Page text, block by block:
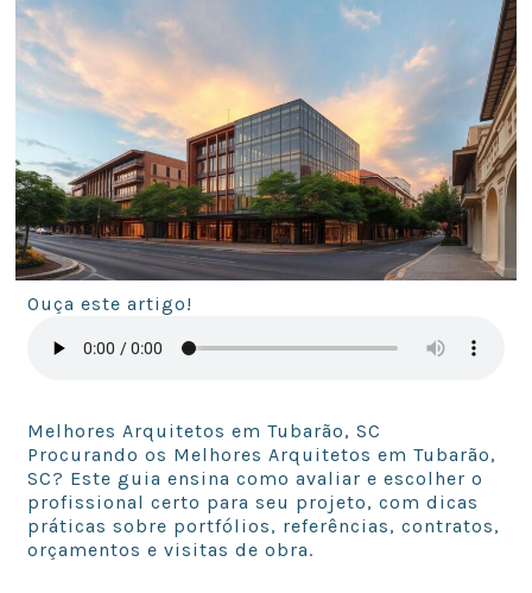
Ouça este artigo!
Melhores Arquitetos em Tubarão, SC
Procurando os Melhores Arquitetos em Tubarão,
SC? Este guia ensina como avaliar e escolher o
profissional certo para seu projeto, com dicas
práticas sobre portfólios, referências, contratos,
orçamentos e visitas de obra.